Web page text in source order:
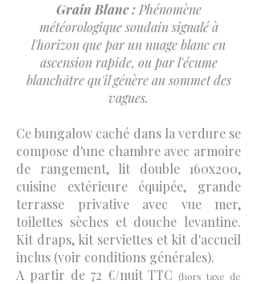
Grain Blanc : Phénomène
météorologique soudain signalé à
l'horizon que par un nuage blanc en
ascension rapide, ou par l'écume
blanchâtre qu'il génère au sommet des
vagues.
Ce bungalow caché dans la verdure se
compose d'une chambre avec armoire
de rangement, lit double 160x200,
cuisine extérieure équipée, grande
terrasse privative avec vue mer,
toilettes sèches et douche levantine.
Kit draps, kit serviettes et kit d'accueil
inclus (voir conditions générales).
A partir de 72 €/nuit TTC (hors taxe de